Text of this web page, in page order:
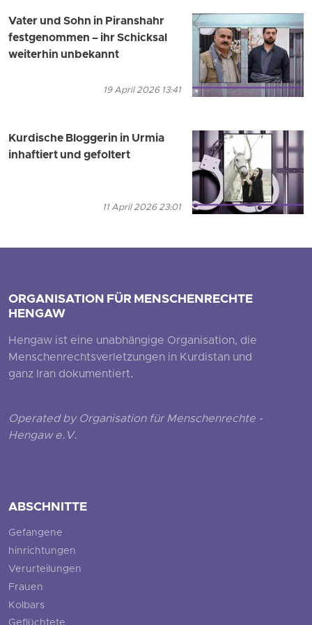
Vater und Sohn in Piranshahr
festgenommen – ihr Schicksal
weiterhin unbekannt
19 April 2026 13:41
Kurdische Bloggerin in Urmia
inhaftiert und gefoltert
11 April 2026 23:01
ORGANISATION FÜR MENSCHENRECHTE
HENGAW
Hengaw ist eine unabhängige Organisation, die
Menschenrechtsverletzungen in Kurdistan und
ganz Iran dokumentiert.
Operated by Organisation für Menschenrechte -
Hengaw e.V.
ABSCHNITTE
Gefangene
hinrichtungen
Verurteilungen
Frauen
Kolbars